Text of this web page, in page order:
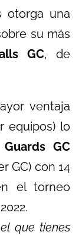
otorga una
su más
GC, de
ventaja
equipos) lo
GC
GC) con 14
el torneo
que tienes